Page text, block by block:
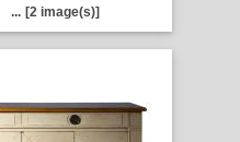
... [2 image(s)]